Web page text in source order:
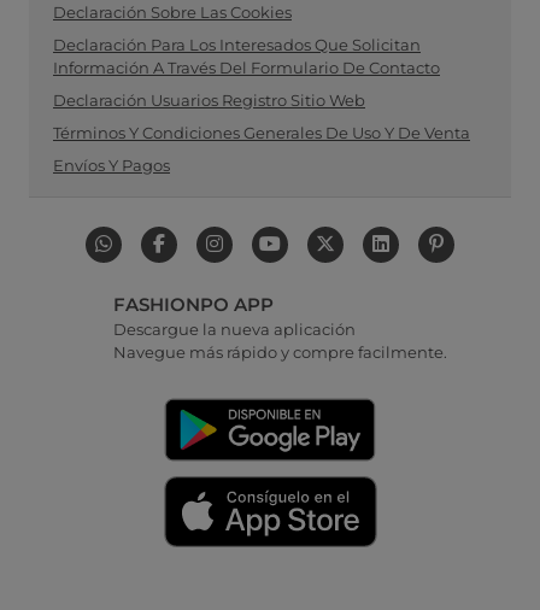
Declaración Sobre Las Cookies
Declaración Para Los Interesados Que Solicitan
Información A Través Del Formulario De Contacto
Declaración Usuarios Registro Sitio Web
Términos Y Condiciones Generales De Uso Y De Venta
Envíos Y Pagos
FASHIONPO APP
Descargue la nueva aplicación
Navegue más rápido y compre facilmente.